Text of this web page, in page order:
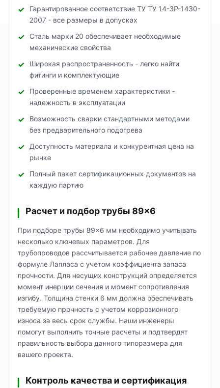
Гарантированное соответствие ТУ ТУ 14-3Р-1430-
2007 - все размеры в допусках
Сталь марки 20 обеспечивает необходимые
механические свойства
Широкая распространенность - легко найти
фитинги и комплектующие
Проверенные временем характеристики -
надежность в эксплуатации
Возможность сварки стандартными методами
без предварительного подогрева
Доступность материала и конкурентная цена на
рынке
Полный пакет сертификационных документов на
каждую партию
Расчет и подбор трубы 89×6
При подборе трубы 89×6 мм необходимо учитывать
несколько ключевых параметров. Для
трубопроводов рассчитывается рабочее давление по
формуле Лапласа с учетом коэффициента запаса
прочности. Для несущих конструкций определяется
момент инерции сечения и момент сопротивления
изгибу. Толщина стенки 6 мм должна обеспечивать
требуемую прочность с учетом коррозионного
износа за весь срок службы. Наши инженеры
помогут выполнить точные расчеты и подтвердят
правильность выбора данного типоразмера для
вашего проекта.
Контроль качества и сертификация